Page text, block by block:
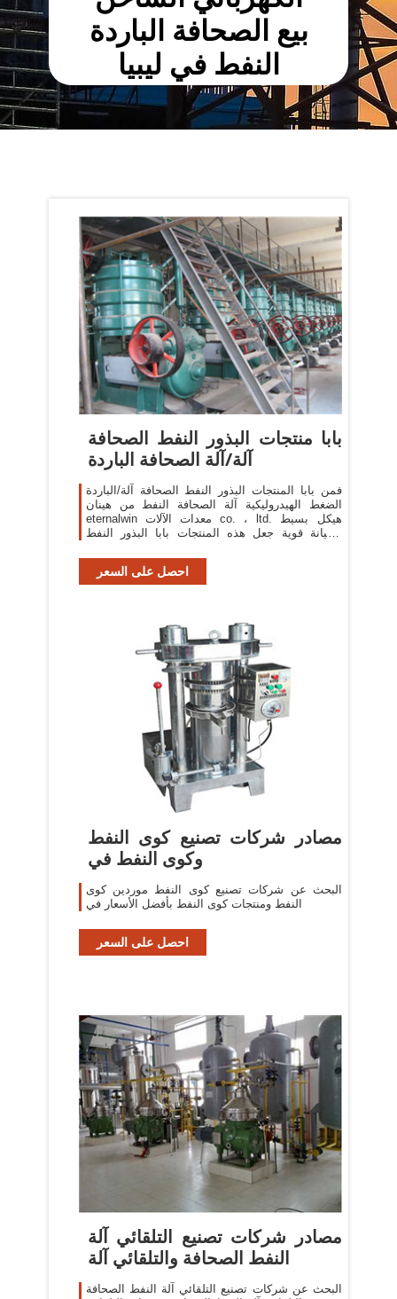
بيع الصحافة الباردة
النفط في ليبيا
بابا منتجات البذور النفط الصحافة
آلة/آلة الصحافة الباردة
فمن بابا المنتجات البذور النفط الصحافة آلة/الباردة
الضغط الهيدروليكية آلة الصحافة النفط من هينان
eternalwin معدات الآلات co. ، ltd. هيكل بسيط
وصيانة قوية جعل هذه المنتجات بابا البذور النفط
احصل على السعر
مصادر شركات تصنيع كوى النفط
وكوى النفط في
البحث عن شركات تصنيع كوى النفط موردين كوى
النفط ومنتجات كوى النفط بأفضل الأسعار في
احصل على السعر
مصادر شركات تصنيع التلقائي آلة
النفط الصحافة والتلقائي آلة
البحث عن شركات تصنيع التلقائي آلة النفط الصحافة